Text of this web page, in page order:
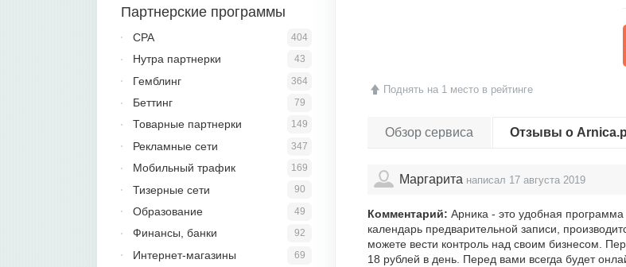
Поднять на 1 место в рейтинге
Обзор сервиса Отзывы о
Маргарита написал 17 августа 2019
Комментарий: Арника - это удобная
календарь предварительной записи,
можете вести контроль над своим бизнесом.
18 рублей в день. Перед вами всегда будет
Партнерские программы
404
CPA
43
Нутра партнерки
364
Гемблинг
79
Беттинг
149
Товарные партнерки
347
Рекламные сети
169
Мобильный трафик
90
Тизерные сети
49
Образование
92
Финансы, банки
69
Интернет-магазины